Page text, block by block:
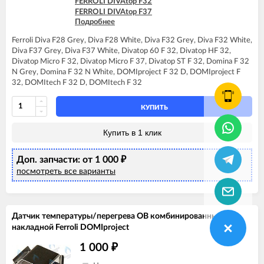
FERROLI DIVAtop F37
FERROLI DIVAtop HF32
FERROLI DIVAtop micro F32
FERROLI DIVAtop micro F37
FERROLI DIVAtop micro LN F32
FERROLI DIVAtop ST F32
FERROLI DOMIcompact F30
FERROLI DOMINA F32 N
FERROLI DOMIproject F32
FERROLI DOMItech F32
Подробнее
Ferroli Diva F28 Grey, Diva F28 White, Diva F32 Grey, Diva F32 White,
Diva F37 Grey, Diva F37 White, Divatop 60 F 32, Divatop HF 32,
Divatop Micro F 32, Divatop Micro F 37, Divatop ST F 32, Domina F 32
N Grey, Domina F 32 N White, DOMIproject F 32 D, DOMIproject F
32, DOMItech F 32 D, DOMItech F 32
КУПИТЬ
Купить в 1 клик
Доп. запчасти: от 1 000 ₽
посмотреть все варианты
Датчик температуры/перегрева ОВ комбинированный
накладной Ferroli DOMIproject
1 000 ₽